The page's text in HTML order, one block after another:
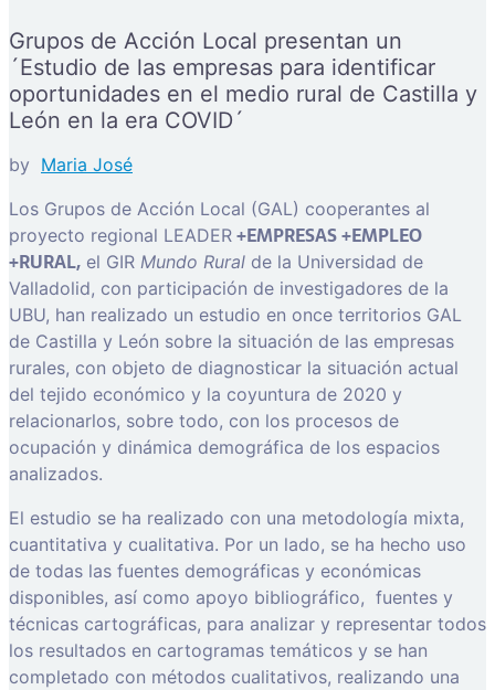
Grupos de Acción Local presentan un
´Estudio de las empresas para identificar
oportunidades en el medio rural de Castilla y
León en la era COVID´
by Maria José
Los Grupos de Acción Local (GAL) cooperantes al
proyecto regional LEADER +EMPRESAS +EMPLEO
+RURAL, el GIR Mundo Rural de la Universidad de
Valladolid, con participación de investigadores de la
UBU, han realizado un estudio en once territorios GAL
de Castilla y León sobre la situación de las empresas
rurales, con objeto de diagnosticar la situación actual
del tejido económico y la coyuntura de 2020 y
relacionarlos, sobre todo, con los procesos de
ocupación y dinámica demográfica de los espacios
analizados.
El estudio se ha realizado con una metodología mixta,
cuantitativa y cualitativa. Por un lado, se ha hecho uso
de todas las fuentes demográficas y económicas
disponibles, así como apoyo bibliográfico, fuentes y
técnicas cartográficas, para analizar y representar todos
los resultados en cartogramas temáticos y se han
completado con métodos cualitativos, realizando una